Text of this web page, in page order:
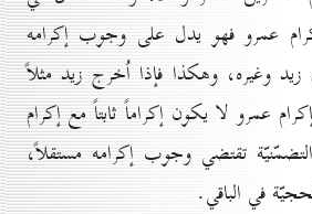
عمرو فهو يدل على وجوب إكرامه
زيد وغيره، وهكذا فإذا اُخرج زيد مثلاً
عمرو لا يكون إكراماً ثابتاً مع إكرام
تقتضي وجوب إكرامه مستقلاً،
في الباقي.